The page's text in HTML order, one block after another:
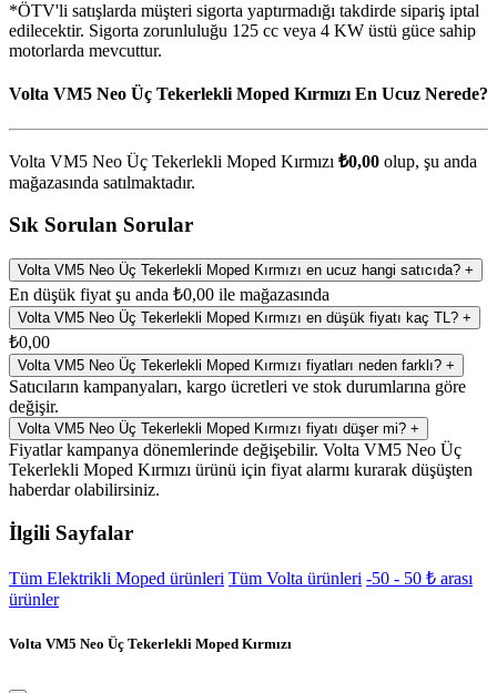
*ÖTV'li satışlarda müşteri sigorta yaptırmadığı takdirde sipariş iptal
edilecektir. Sigorta zorunluluğu 125 cc veya 4 KW üstü güce sahip
motorlarda mevcuttur.
Volta VM5 Neo Üç Tekerlekli Moped Kırmızı En Ucuz Nerede?
Volta VM5 Neo Üç Tekerlekli Moped Kırmızı ₺0,00 olup, şu anda
mağazasında satılmaktadır.
Sık Sorulan Sorular
Volta VM5 Neo Üç Tekerlekli Moped Kırmızı en ucuz hangi satıcıda? +
En düşük fiyat şu anda ₺0,00 ile mağazasında
Volta VM5 Neo Üç Tekerlekli Moped Kırmızı en düşük fiyatı kaç TL? +
₺0,00
Volta VM5 Neo Üç Tekerlekli Moped Kırmızı fiyatları neden farklı? +
Satıcıların kampanyaları, kargo ücretleri ve stok durumlarına göre
değişir.
Volta VM5 Neo Üç Tekerlekli Moped Kırmızı fiyatı düşer mi? +
Fiyatlar kampanya dönemlerinde değişebilir. Volta VM5 Neo Üç
Tekerlekli Moped Kırmızı ürünü için fiyat alarmı kurarak düşüşten
haberdar olabilirsiniz.
İlgili Sayfalar
Tüm Elektrikli Moped ürünleri Tüm Volta ürünleri -50 - 50 ₺ arası
ürünler
Volta VM5 Neo Üç Tekerlekli Moped Kırmızı